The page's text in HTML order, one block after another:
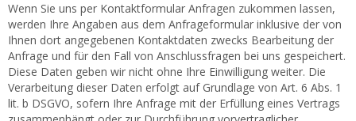
Wenn Sie uns per Kontaktformular Anfragen zukommen lassen,
werden Ihre Angaben aus dem Anfrageformular inklusive der von
Ihnen dort angegebenen Kontaktdaten zwecks Bearbeitung der
Anfrage und für den Fall von Anschlussfragen bei uns gespeichert.
Diese Daten geben wir nicht ohne Ihre Einwilligung weiter. Die
Verarbeitung dieser Daten erfolgt auf Grundlage von Art. 6 Abs. 1
lit. b DSGVO, sofern Ihre Anfrage mit der Erfüllung eines Vertrags